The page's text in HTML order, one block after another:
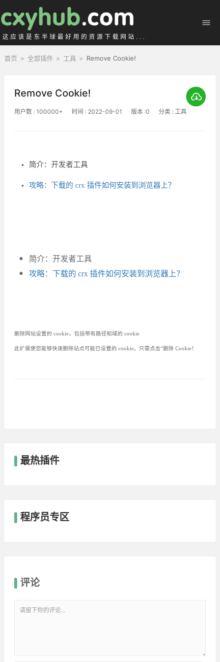
这应该是东半球最好用的资源下载网站...
首页 > 全部插件 > 工具 > Remove Cookie!
Remove Cookie!
用户数 : 100000+ 时间 : 2022-09-01 版本 :0 分类 : 工具
简介：开发者工具
攻略：下载的 crx 插件如何安装到浏览器上？
简介：开发者工具
攻略：下载的 crx 插件如何安装到浏览器上？
删除网站设置的 cookie，包括带有路径和域的 cookie
此扩展使您能够快速删除站点可能已设置的 cookie。只需点击“删除 Cookie！
最热插件
程序员专区
评论